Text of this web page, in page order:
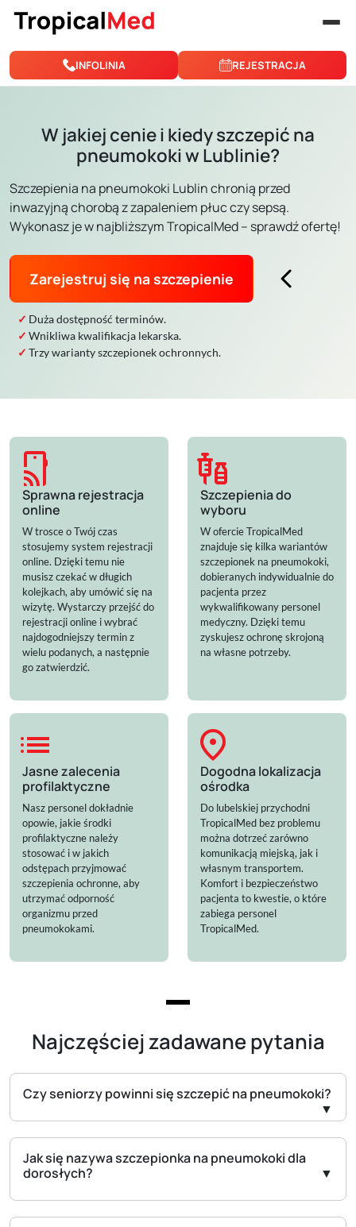
Przejdź do treści
INFOLINIA REJESTRACJA
W jakiej cenie i kiedy szczepić na
pneumokoki w Lublinie?
Szczepienia na pneumokoki Lublin chronią przed
inwazyjną chorobą z zapaleniem płuc czy sepsą.
Wykonasz je w najbliższym TropicalMed – sprawdź ofertę!
Zarejestruj się na szczepienie
Duża dostępność terminów.
Wnikliwa kwalifikacja lekarska.
Trzy warianty szczepionek ochronnych.
tap_and_play
Sprawna rejestracja
online
W trosce o Twój czas
stosujemy system rejestracji
online. Dzięki temu nie
musisz czekać w długich
kolejkach, aby umówić się na
wizytę. Wystarczy przejść do
rejestracji online i wybrać
najdogodniejszy termin z
wielu podanych, a następnie
go zatwierdzić.
vaccines
Szczepienia do
wyboru
W ofercie TropicalMed
znajduje się kilka wariantów
szczepionek na pneumokoki,
dobieranych indywidualnie do
pacjenta przez
wykwalifikowany personel
medyczny. Dzięki temu
zyskujesz ochronę skrojoną
na własne potrzeby.
list
Jasne zalecenia
profilaktyczne
Nasz personel dokładnie
opowie, jakie środki
profilaktyczne należy
stosować i w jakich
odstępach przyjmować
szczepienia ochronne, aby
utrzymać odporność
organizmu przed
pneumokokami.
location_on
Dogodna lokalizacja
ośrodka
Do lubelskiej przychodni
TropicalMed bez problemu
można dotrzeć zarówno
komunikacją miejską, jak i
własnym transportem.
Komfort i bezpieczeństwo
pacjenta to kwestie, o które
zabiega personel
TropicalMed.
Najczęściej zadawane pytania
Czy seniorzy powinni się szczepić na pneumokoki?
Jak się nazywa szczepionka na pneumokoki dla
dorosłych?